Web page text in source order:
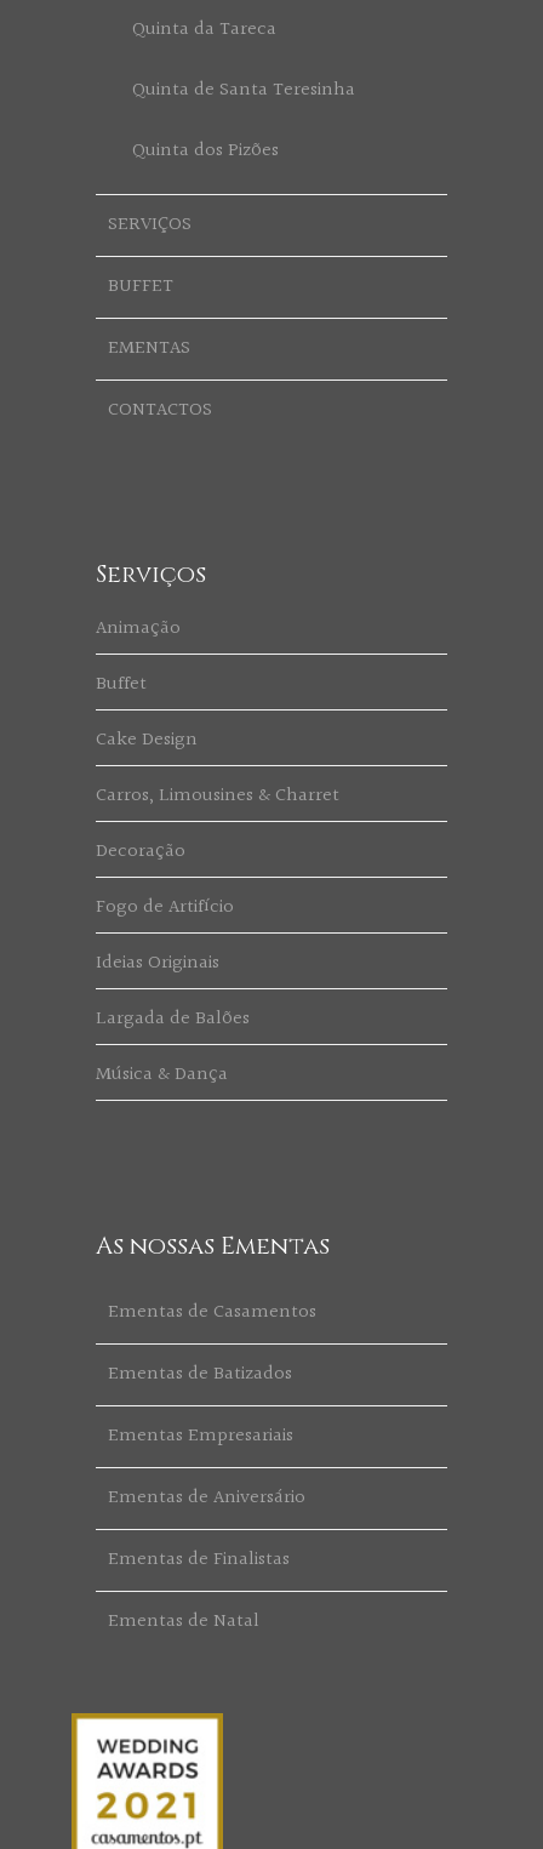
Quinta da Tareca
Quinta de Santa Teresinha
Quinta dos Pizões
SERVIÇOS
BUFFET
EMENTAS
CONTACTOS
Serviços
Animação
Buffet
Cake Design
Carros, Limousines & Charret
Decoração
Fogo de Artifício
Ideias Originais
Largada de Balões
Música & Dança
As nossas Ementas
Ementas de Casamentos
Ementas de Batizados
Ementas Empresariais
Ementas de Aniversário
Ementas de Finalistas
Ementas de Natal